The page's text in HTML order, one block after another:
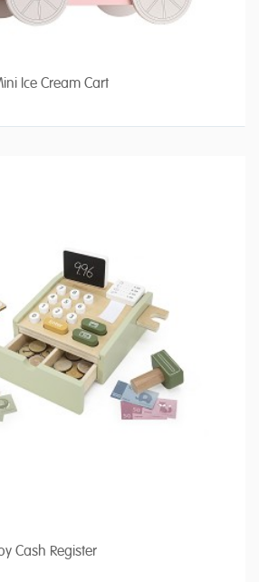
Ice Cream Cart
Cash Register